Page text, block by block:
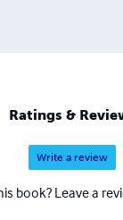
Ratings &
Write a review
book? Leave a